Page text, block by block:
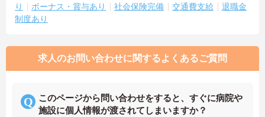
り
ボーナス・賞与あり 社会保険完備 交通費支給
退職金
制度あり
求人のお問い合わせに関するよくあるご質問
このページから問い合わせをすると、すぐに病院や
施設に個人情報が渡されてしまいますか？